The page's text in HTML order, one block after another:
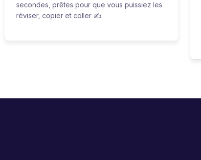
secondes, prêtes pour que vous puissiez les
réviser, copier et coller ✍️